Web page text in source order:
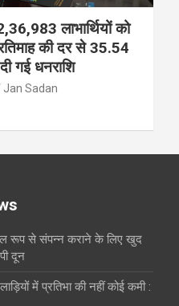
लाभार्थियों को
की दर से 35.54
गई धनराशि
Jan Sadan
रूप से संपन्न कराने के लिए खुद
दून
में प्रतिभा की नहीं कोई कमी :